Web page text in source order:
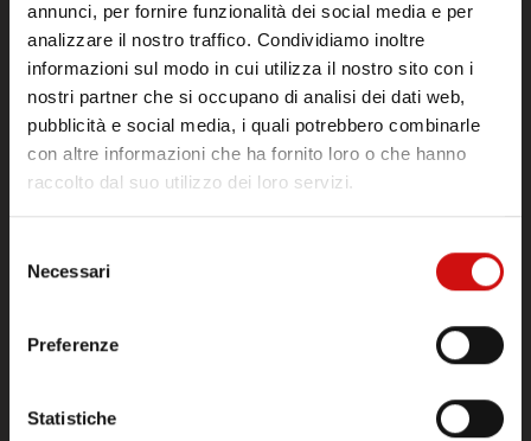
annunci, per fornire funzionalità dei social media e per
analizzare il nostro traffico. Condividiamo inoltre
informazioni sul modo in cui utilizza il nostro sito con i
nostri partner che si occupano di analisi dei dati web,
pubblicità e social media, i quali potrebbero combinarle
con altre informazioni che ha fornito loro o che hanno
raccolto dal suo utilizzo dei loro servizi.
delNecessari
Preferenze
Statistiche